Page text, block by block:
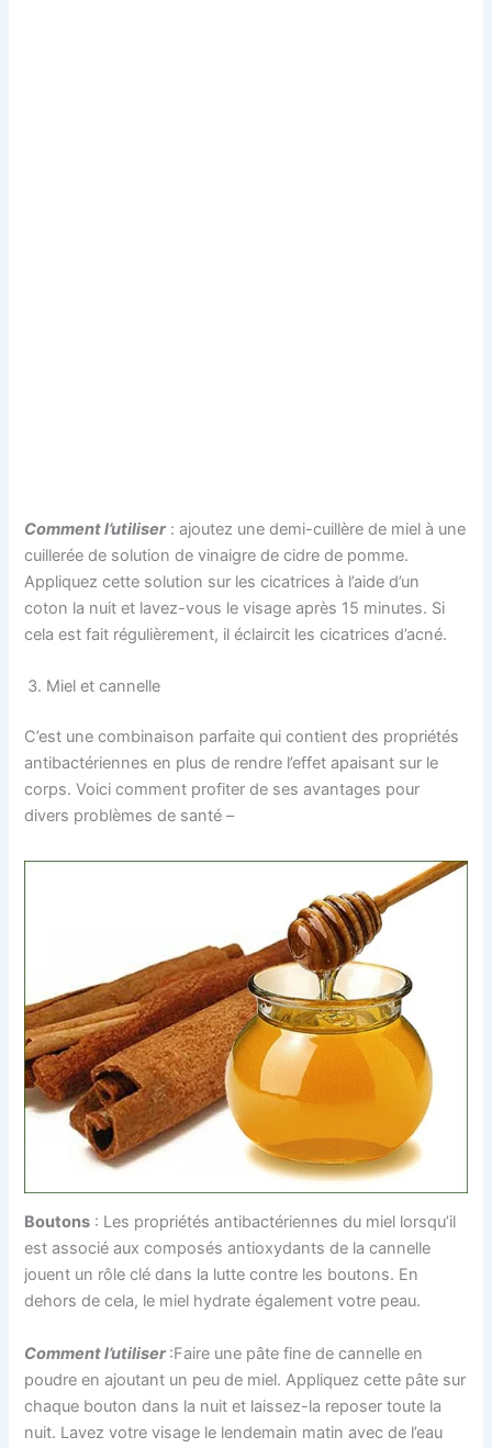
Comment l’utiliser: ajoutez une demi-cuillère de miel à une
cuillerée de solution de vinaigre de cidre de pomme.
Appliquez cette solution sur les cicatrices à l’aide d’un
coton la nuit et lavez-vous le visage après 15 minutes. Si
cela est fait régulièrement, il éclaircit les cicatrices d’acné.
Miel et cannelle
C’est une combinaison parfaite qui contient des propriétés
antibactériennes en plus de rendre l’effet apaisant sur le
corps. Voici comment profiter de ses avantages pour
divers problèmes de santé –
Boutons : Les propriétés antibactériennes du miel lorsqu’il
est associé aux composés antioxydants de la cannelle
jouent un rôle clé dans la lutte contre les boutons. En
dehors de cela, le miel hydrate également votre peau.
Comment l’utiliser:Faire une pâte fine de cannelle en
poudre en ajoutant un peu de miel. Appliquez cette pâte sur
chaque bouton dans la nuit et laissez-la reposer toute la
nuit. Lavez votre visage le lendemain matin avec de l’eau